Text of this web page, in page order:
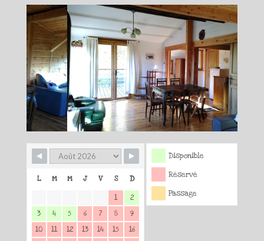
Disponible
Réservé
Passage
L M M J V S
D
1
2
3
4 5 6 7 8
9
10
11 12 13 14 15
16